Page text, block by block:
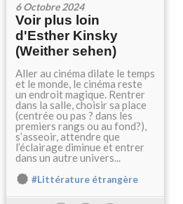
6 Octobre 2024
Voir plus loin
d'Esther Kinsky
(Weither sehen)
Aller au cinéma dilate le temps
et le monde, le cinéma reste
un endroit magique. Rentrer
dans la salle, choisir sa place
(centrée ou pas ? dans les
premiers rangs ou au fond?),
s’asseoir, attendre que
l’éclairage diminue et entrer
dans un autre univers...
#Littérature étrangère